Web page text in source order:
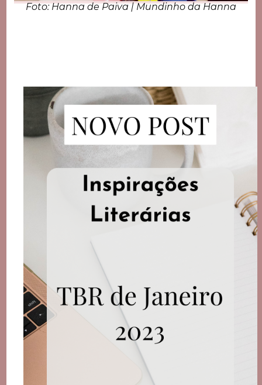
Foto: Hanna de Paiva | Mundinho da Hanna